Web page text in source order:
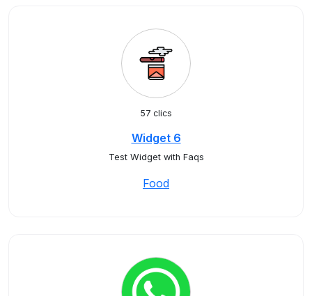
57 clics
Widget 6
Test Widget with Faqs
Food